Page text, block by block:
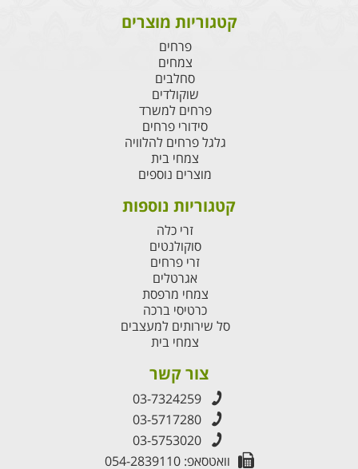
קטגוריות מוצרים
פרחים
צמחים
סחלבים
שוקולדים
פרחים למשרד
סידורי פרחים
גלגל פרחים להלוויה
צמחי בית
מוצרים נוספים
קטגוריות נוספות
זרי כלה
סוקולנטים
זרי פרחים
אגרטלים
צמחי מרפסת
כרטיסי ברכה
סל שירותים למעצבים
צמחי בית
צור קשר
03-7324259
03-5717280
03-5753020
וואטסאפ: 054-2839110